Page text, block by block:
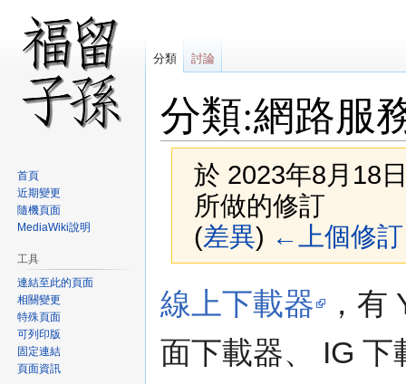
分類:網路服
於 2023年8月18
所做的修訂
(差異) ←上個修訂
跳
至
覽
跳
至
尋
線上下載器
，
面下載器、 IG 下
分類 討論
首頁
近期變更
隨機頁面
MediaWiki說明
工具
連結至此的頁面
相關變更
特殊頁面
可列印版
固定連結
頁面資訊